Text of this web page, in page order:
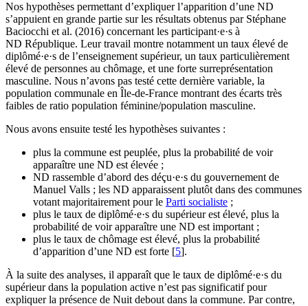
Nos hypothèses permettant d’expliquer l’apparition d’une ND
s’appuient en grande partie sur les résultats obtenus par Stéphane
Baciocchi et al. (2016) concernant les participant·e·s à
ND République. Leur travail montre notamment un taux élevé de
diplômé·e·s de l’enseignement supérieur, un taux particulièrement
élevé de personnes au chômage, et une forte surreprésentation
masculine. Nous n’avons pas testé cette dernière variable, la
population communale en Île-de-France montrant des écarts très
faibles de ratio population féminine/population masculine.
Nous avons ensuite testé les hypothèses suivantes :
plus la commune est peuplée, plus la probabilité de voir
apparaître une ND est élevée ;
ND rassemble d’abord des déçu·e·s du gouvernement de
Manuel Valls ; les ND apparaissent plutôt dans des communes
votant majoritairement pour le Parti socialiste ;
plus le taux de diplômé·e·s du supérieur est élevé, plus la
probabilité de voir apparaître une ND est important ;
plus le taux de chômage est élevé, plus la probabilité
d’apparition d’une ND est forte [5].
À la suite des analyses, il apparaît que le taux de diplômé·e·s du
supérieur dans la population active n’est pas significatif pour
expliquer la présence de Nuit debout dans la commune. Par contre,